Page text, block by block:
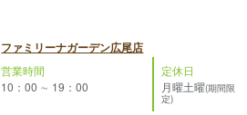
ファミリーナガーデン広尾店
営業時間
定休日
10：00 ∼ 19：00
月曜土曜(期間限
定)